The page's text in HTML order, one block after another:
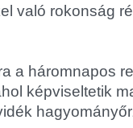
való rokonság
a háromnapos
képviseltetik